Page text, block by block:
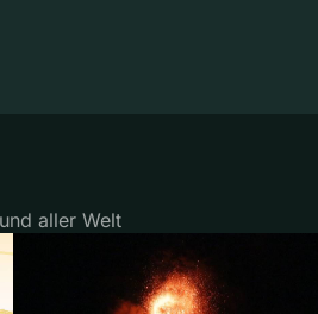
aller Welt